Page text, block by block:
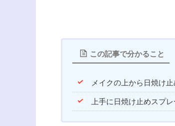
この記事で分かること
メイクの上から日焼け
上手に日焼け止めスプ